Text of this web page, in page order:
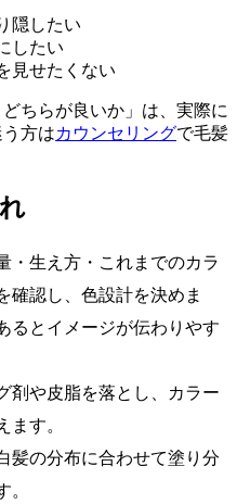
隠したい
したい
見せたくない
ちらが良いか」は、実際に
方はカウンセリングで毛髪
・生え方・これまでのカラ
確認し、色設計を決めま
るとイメージが伝わりやす
剤や皮脂を落とし、カラー
ます。
髪の分布に合わせて塗り分
。